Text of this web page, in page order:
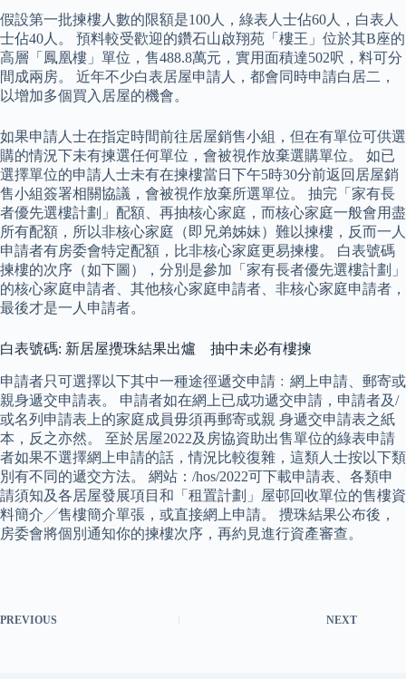
假設第一批揀樓人數的限額是100人，綠表人士佔60人，白表人
士佔40人。 預料較受歡迎的鑽石山啟翔苑「樓王」位於其B座的
高層「鳳凰樓」單位，售488.8萬元，實用面積達502呎，料可分
間成兩房。 近年不少白表居屋申請人，都會同時申請白居二，
以增加多個買入居屋的機會。
如果申請人士在指定時間前往居屋銷售小組，但在有單位可供選
購的情況下未有揀選任何單位，會被視作放棄選購單位。 如已
選擇單位的申請人士未有在揀樓當日下午5時30分前返回居屋銷
售小組簽署相關協議，會被視作放棄所選單位。 抽完「家有長
者優先選樓計劃」配額、再抽核心家庭，而核心家庭一般會用盡
所有配額，所以非核心家庭（即兄弟姊妹）難以揀樓，反而一人
申請者有房委會特定配額，比非核心家庭更易揀樓。 白表號碼
揀樓的次序（如下圖），分別是參加「家有長者優先選樓計劃」
的核心家庭申請者、其他核心家庭申請者、非核心家庭申請者，
最後才是一人申請者。
白表號碼: 新居屋攪珠結果出爐 抽中未必有樓揀
申請者只可選擇以下其中一種途徑遞交申請﹕網上申請、郵寄或
親身遞交申請表。 申請者如在網上已成功遞交申請，申請者及/
或名列申請表上的家庭成員毋須再郵寄或親 身遞交申請表之紙
本，反之亦然。 至於居屋2022及房協資助出售單位的綠表申請
者如果不選擇網上申請的話，情況比較復雜，這類人士按以下類
別有不同的遞交方法。 網站：/hos/2022可下載申請表、各類申
請須知及各居屋發展項目和「租置計劃」屋邨回收單位的售樓資
料簡介╱售樓簡介單張，或直接網上申請。 攪珠結果公布後，
房委會將個別通知你的揀樓次序，再約見進行資產審查。
PREVIOUS NEXT